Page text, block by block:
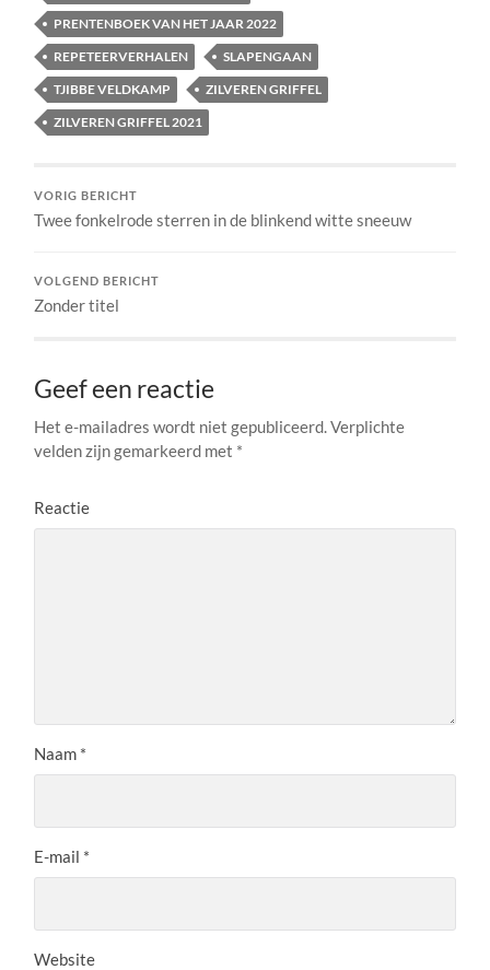
PRENTENBOEK VAN HET JAAR 2022
REPETEERVERHALEN
SLAPENGAAN
TJIBBE VELDKAMP
ZILVEREN GRIFFEL
ZILVEREN GRIFFEL 2021
VORIG BERICHT
Twee fonkelrode sterren in de blinkend witte sneeuw
VOLGEND BERICHT
Zonder titel
Geef een reactie
Het e-mailadres wordt niet gepubliceerd. Verplichte
velden zijn gemarkeerd met *
Reactie
Naam *
E-mail *
Website